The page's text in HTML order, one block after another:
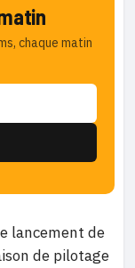
chaque matin
lancement de
de pilotage